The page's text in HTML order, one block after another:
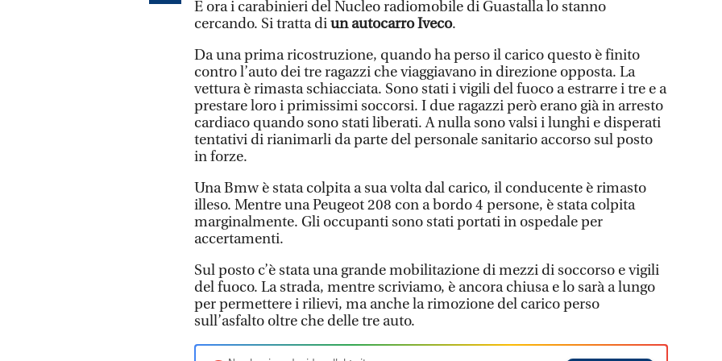
E ora i carabinieri del Nucleo radiomobile di Guastalla lo stanno
cercando. Si tratta diun autocarro Iveco.
Da una prima ricostruzione, quando ha perso il carico questo è finito
contro l’auto dei tre ragazzi che viaggiavano in direzione opposta. La
vettura è rimasta schiacciata. Sono stati i vigili del fuoco a estrarre i tre e a
prestare loro i primissimi soccorsi. I due ragazzi però erano già in arresto
cardiaco quando sono stati liberati. A nulla sono valsi i lunghi e disperati
tentativi di rianimarli da parte del personale sanitario accorso sul posto
in forze.
Una Bmw è stata colpita a sua volta dal carico, il conducente è rimasto
illeso. Mentre una Peugeot 208 con a bordo 4 persone, è stata colpita
marginalmente. Gli occupanti sono stati portati in ospedale per
accertamenti.
Sul posto c’è stata una grande mobilitazione di mezzi di soccorso e vigili
del fuoco. La strada, mentre scriviamo, è ancora chiusa e lo sarà a lungo
per permettere i rilievi, ma anche la rimozione del carico perso
sull’asfalto oltre che delle tre auto.